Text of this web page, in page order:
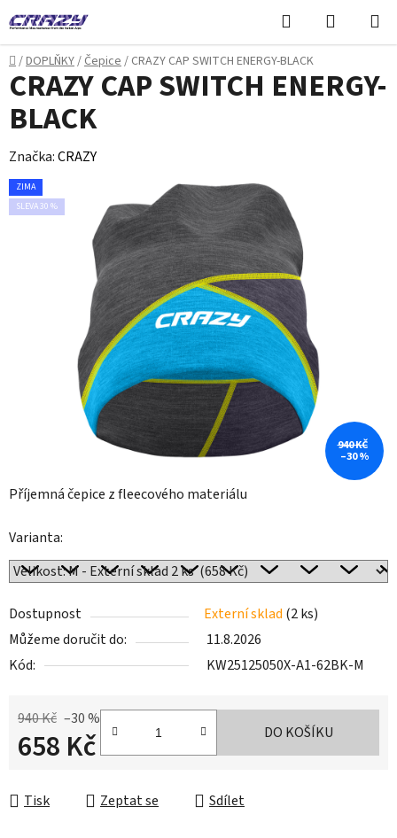
na
obsah
Hledat
KOŠÍK
Domů
/DOPLŇKY/Čepice/ CRAZY CAP SWITCH ENERGY-BLACK
Příjemná čepice z fleecového materiálu
Varianta:
Dostupnost Externí sklad (2 ks)
Můžeme doručit do:
11.8.2026
Kód:
KW25125050X-A1-62BK-M
940 Kč –30 %
658 Kč DO KOŠÍKU
Tisk Zeptat se Sdílet
CRAZY CAP SWITCH ENERGY-
BLACK
Značka:CRAZY
ZIMA
SLEVA 30 %
940 KČ
–30 %